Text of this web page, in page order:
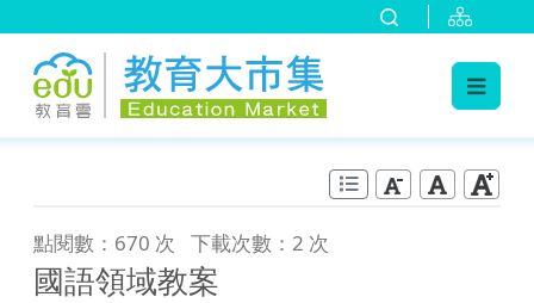
點閱數：670 次 下載次數：2 次
國語領域教案